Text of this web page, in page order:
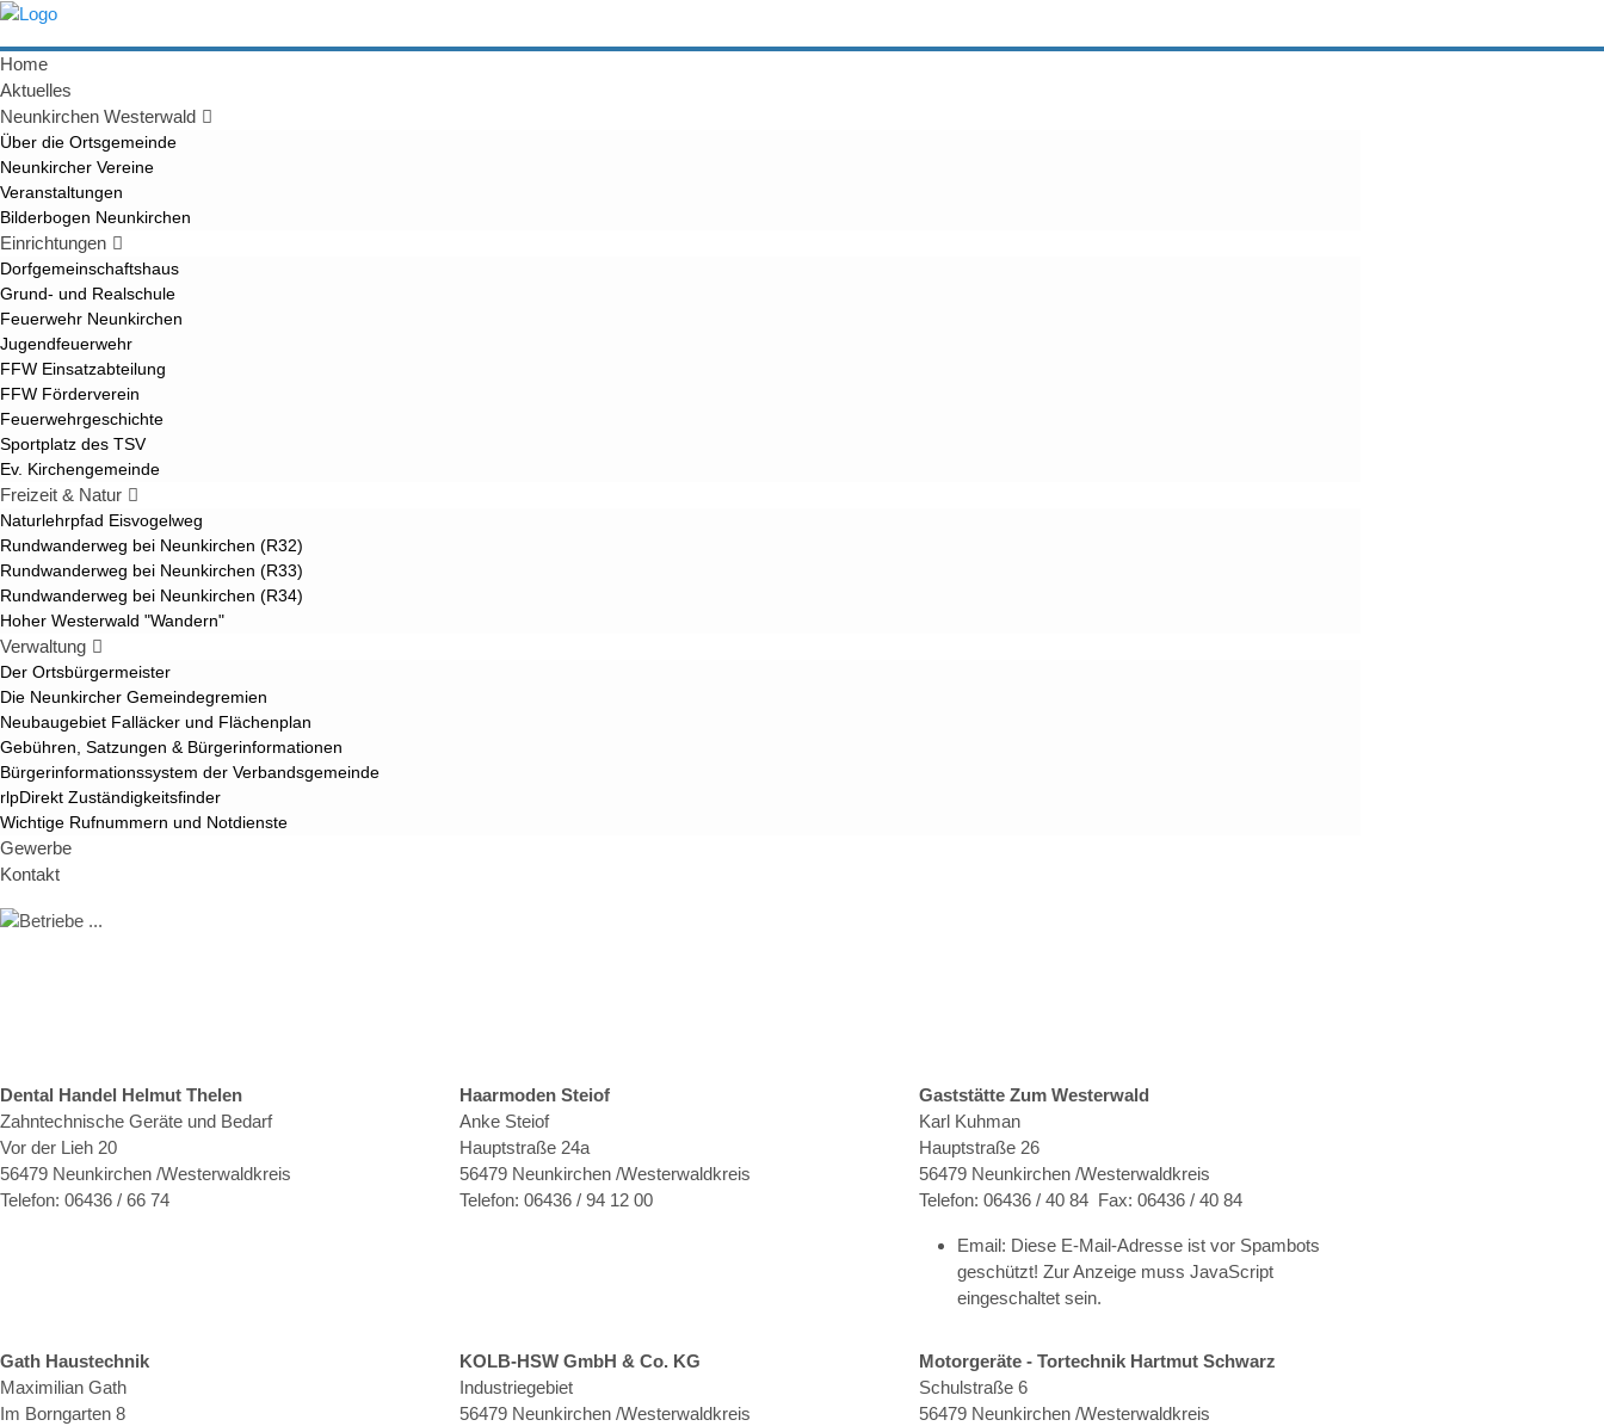
Home
Aktuelles
Neunkirchen Westerwald
Über die Ortsgemeinde
Neunkircher Vereine
Veranstaltungen
Bilderbogen Neunkirchen
Einrichtungen
Dorfgemeinschaftshaus
Grund- und Realschule
Feuerwehr Neunkirchen
Jugendfeuerwehr
FFW Einsatzabteilung
FFW Förderverein
Feuerwehrgeschichte
Sportplatz des TSV
Ev. Kirchengemeinde
Freizeit & Natur
Naturlehrpfad Eisvogelweg
Rundwanderweg bei Neunkirchen (R32)
Rundwanderweg bei Neunkirchen (R33)
Rundwanderweg bei Neunkirchen (R34)
Hoher Westerwald "Wandern"
Verwaltung
Der Ortsbürgermeister
Die Neunkircher Gemeindegremien
Neubaugebiet Falläcker und Flächenplan
Gebühren, Satzungen & Bürgerinformationen
Bürgerinformationssystem der Verbandsgemeinde
rlpDirekt Zuständigkeitsfinder
Wichtige Rufnummern und Notdienste
Gewerbe
Kontakt
Dental Handel Helmut Thelen
Zahntechnische Geräte und Bedarf
Vor der Lieh 20
56479 Neunkirchen /Westerwaldkreis
Telefon: 06436 / 66 74
Haarmoden Steiof
Anke Steiof
Hauptstraße 24a
56479 Neunkirchen /Westerwaldkreis
Telefon: 06436 / 94 12 00
Gaststätte Zum Westerwald
Karl Kuhman
Hauptstraße 26
56479 Neunkirchen /Westerwaldkreis
Telefon: 06436 / 40 84 Fax: 06436 / 40 84
Email: Diese E-Mail-Adresse ist vor Spambots
geschützt! Zur Anzeige muss JavaScript
eingeschaltet sein.
Gath Haustechnik
Maximilian Gath
Im Borngarten 8
KOLB-HSW GmbH & Co. KG
Industriegebiet
56479 Neunkirchen /Westerwaldkreis
Motorgeräte - Tortechnik Hartmut Schwarz
Schulstraße 6
56479 Neunkirchen /Westerwaldkreis